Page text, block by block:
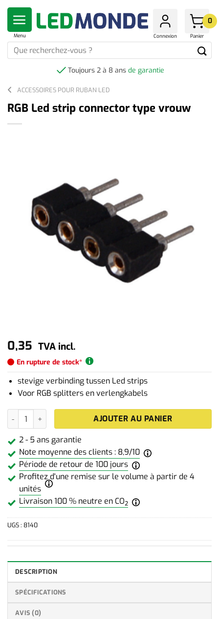
Skip
content
Menu Connexion Panier
0
Que
recherchez-
Toujours 2 à 8 ans de garantie
ACCESSOIRES POUR RUBAN LED
RGB Led strip connector type vrouw
0,35 TVA incl.
En rupture de stock*
stevige verbinding tussen Led strips
Voor RGB splitters en verlengkabels
quantité de RGB Led strip connector type vrouw
AJOUTER AU PANIER
2 - 5 ans garantie
Note moyenne des clients : 8,9/10
Période de retour de 100 jours
Profitez d'une remise sur le volume à partir de 4
unités
Livraison 100 % neutre en CO₂
UGS : 8140
DESCRIPTION
SPÉCIFICATIONS
AVIS (0)